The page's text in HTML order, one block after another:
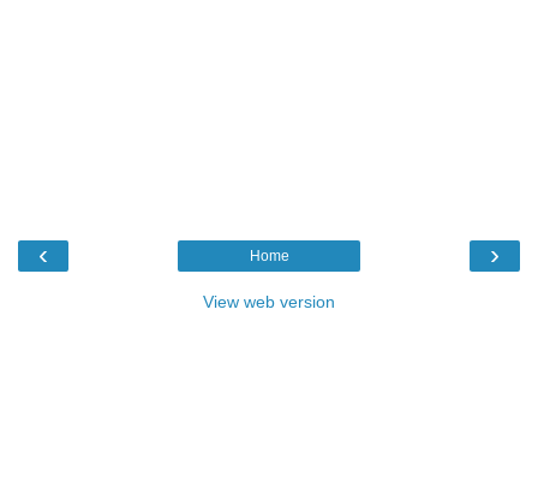
‹ ›
Home
View web version